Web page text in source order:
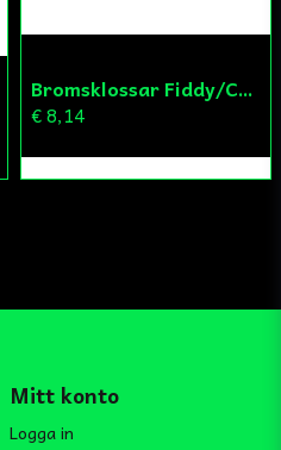
Bromsklossar Fiddy/Cross
€ 8,14
Mitt konto
Logga in